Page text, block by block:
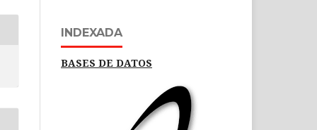
INDEXADA
BASES DE DATOS